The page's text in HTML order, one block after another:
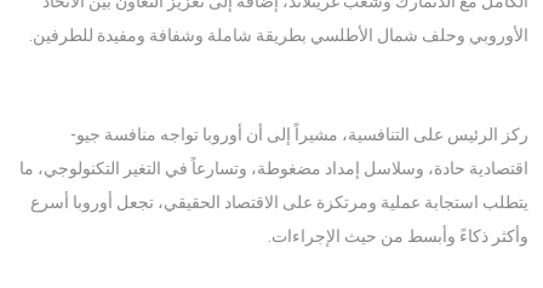
الأوروبي وحلف شمال الأطلسي بطريقة شاملة وشفافة ومفيدة للطرفين.
ركز الرئيس على التنافسية، مشيراً إلى أن أوروبا تواجه منافسة جيو-
اقتصادية حادة، وسلاسل إمداد مضغوطة، وتسارعاً في التغير التكنولوجي، ما
يتطلب استجابة عملية ومرتكزة على الاقتصاد الحقيقي، تجعل أوروبا أسرع
وأكثر ذكاءً وأبسط من حيث الإجراءات.